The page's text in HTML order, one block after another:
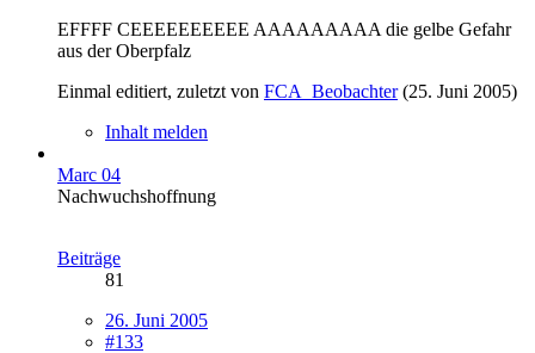
EFFFF CEEEEEEEEEE AAAAAAAAA die gelbe Gefahr
aus der Oberpfalz
Einmal editiert, zuletzt von FCA_Beobachter(25. Juni 2005)
Inhalt melden
Marc 04
Nachwuchshoffnung
Beiträge
81
26. Juni 2005
#133